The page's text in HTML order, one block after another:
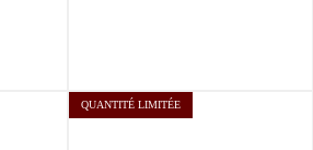
QUANTITÉ LIMITÉE